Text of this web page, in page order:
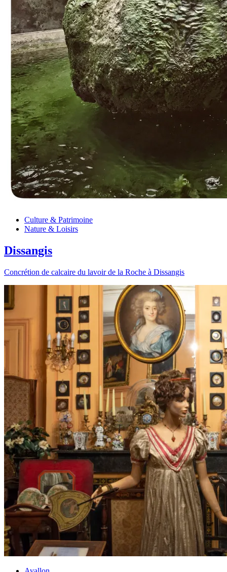
Culture & Patrimoine
Nature & Loisirs
Dissangis
Concrétion de calcaire du lavoir de la Roche à Dissangis